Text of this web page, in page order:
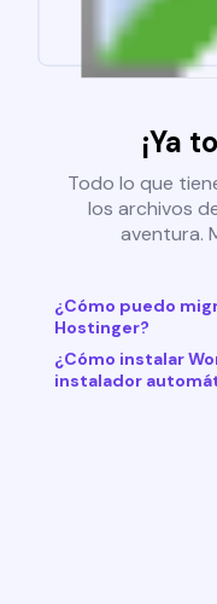
¡Ya
Todo lo que
los archivos
aventura.
¿Cómo puedo
Hostinger?
¿Cómo instalar
instalador